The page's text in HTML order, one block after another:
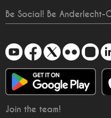
Be Social! Be Anderlecht-
Join the team!